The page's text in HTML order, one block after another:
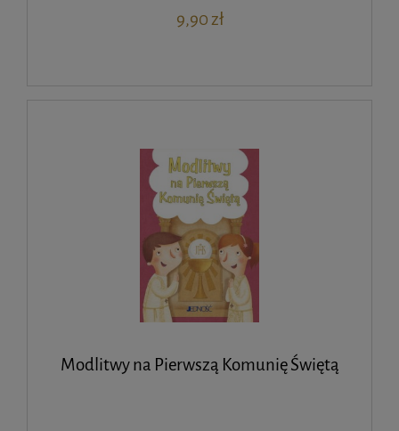
9,90 zł
Modlitwy na Pierwszą Komunię Świętą